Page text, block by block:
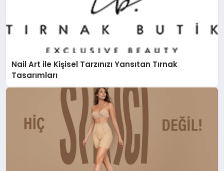
Nail Art ile Kişisel Tarzınızı Yansıtan Tırnak
Tasarımları